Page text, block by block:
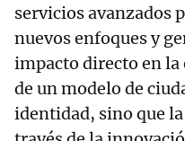
servicios avanzados
nuevos enfoques y
impacto directo en la
de un modelo de
identidad, sino que